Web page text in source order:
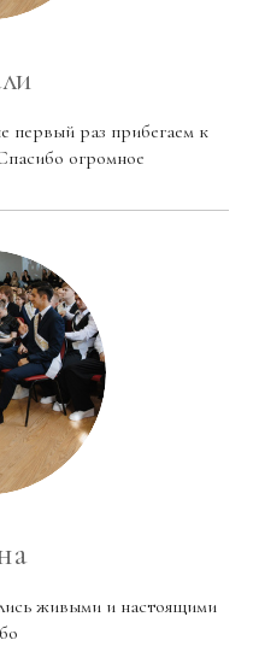
раз прибегаем к
огромное
живыми и настоящими